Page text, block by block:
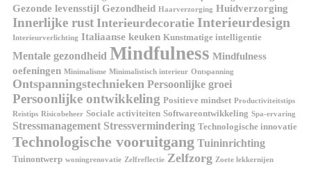
Gezonde levensstijl Gezondheid Haarverzorging Huidverzorging
Innerlijke rust Interieurdecoratie Interieurdesign
Interieurverlichting Italiaanse keuken Kunstmatige intelligentie
Mentale gezondheid Mindfulness Mindfulness
oefeningen Minimalisme Minimalistisch interieur Ontspanning
Ontspanningstechnieken Persoonlijke groei
Persoonlijke ontwikkeling Positieve mindset Productiviteitstips
Reistips Risicobeheer Sociale activiteiten Softwareontwikkeling Spa-ervaring
Stressmanagement Stressvermindering Technologische innovatie
Technologische vooruitgang Tuininrichting
Tuinontwerp woningrenovatie Zelfreflectie Zelfzorg Zoete lekkernijen